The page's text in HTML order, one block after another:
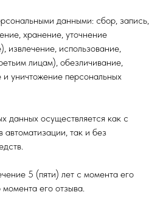
данными: сбор, запись,
хранение, уточнение
извлечение, использование,
лицам), обезличивание,
уничтожение персональных
данных осуществляется как с
автоматизации, так и без
5 (пяти) лет с момента его
его отзыва.